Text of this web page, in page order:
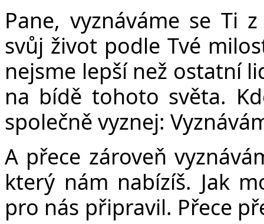
Pane, vyznáváme se Ti
svůj život podle Tvé
nejsme lepší než ostatní
na bídě tohoto světa.
společně vyznej:
A přece zároveň
který nám nabízíš. Jak
pro nás připravil. Přece